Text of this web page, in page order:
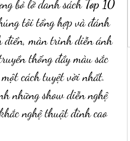
bỏ lỡ danh sách Top 10
tôi tổng hợp và đánh
điển, màn trình diễn ánh
thống đầy màu sắc
cách tuyệt vời nhất.
những show diễn nghệ
nghệ thuật đỉnh cao